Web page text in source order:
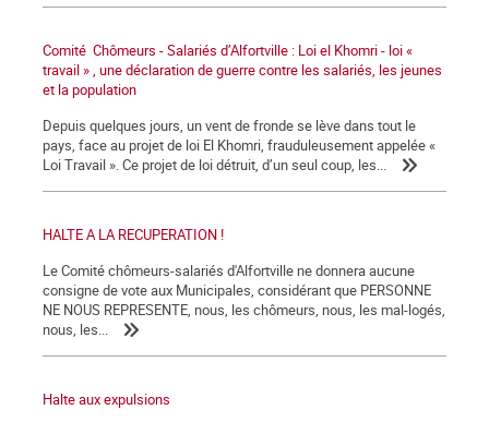
Comité Chômeurs - Salariés d’Alfortville : Loi el Khomri - loi «
travail » , une déclaration de guerre contre les salariés, les jeunes
et la population
Depuis quelques jours, un vent de fronde se lève dans tout le
pays, face au projet de loi El Khomri, frauduleusement appelée «
Loi Travail ». Ce projet de loi détruit, d’un seul coup, les...
HALTE A LA RECUPERATION !
Le Comité chômeurs-salariés d'Alfortville ne donnera aucune
consigne de vote aux Municipales, considérant que PERSONNE
NE NOUS REPRESENTE, nous, les chômeurs, nous, les mal-logés,
nous, les...
Halte aux expulsions